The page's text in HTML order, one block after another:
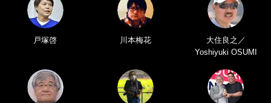
戸塚啓 川本梅花
大住良之／
Yoshiyuki OSUMI